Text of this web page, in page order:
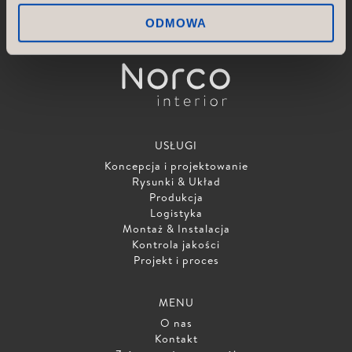
ODMOWA
Norco Hospitality |norcohospitality.com
Scan Sørlie AB |scansorlie.no
USŁUGI
Koncepcja i projektowanie
Rysunki & Układ
Produkcja
Logistyka
Montaż & Instalacja
Kontrola jakości
Projekt i proces
MENU
O nas
Kontakt